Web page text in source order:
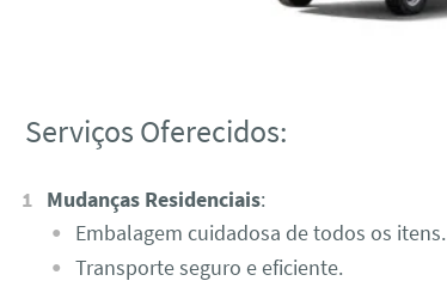
Serviços Oferecidos:
Mudanças Residenciais:
Embalagem cuidadosa de todos os itens.
Transporte seguro e eficiente.